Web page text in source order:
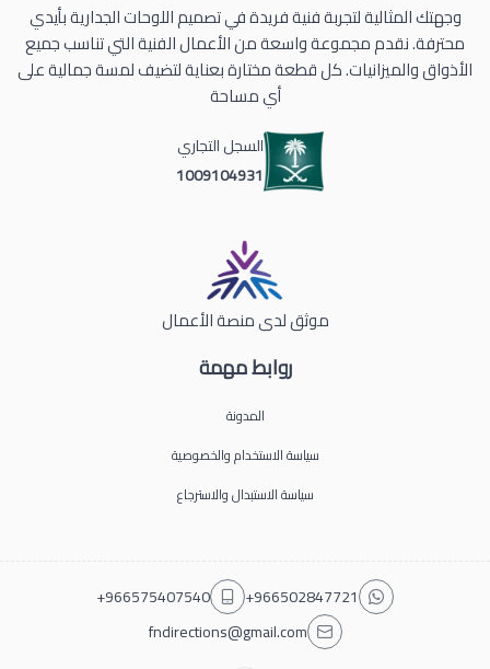
روابط مهمة
المدونة
سياسة الاستخدام والخصوصية
سياسة الاستبدال والاسترجاع
وجهتك المثالية لتجربة فنية فريدة في تصميم اللوحات الجدارية بأيدي
محترفة. نقدم مجموعة واسعة من الأعمال الفنية التي تناسب جميع
الأذواق والميزانيات. كل قطعة مختارة بعناية لتضيف لمسة جمالية على
أي مساحة
السجل التجاري
1009104931
موثق لدى منصة الأعمال
+966502847721
+966575407540
fndirections@gmail.com